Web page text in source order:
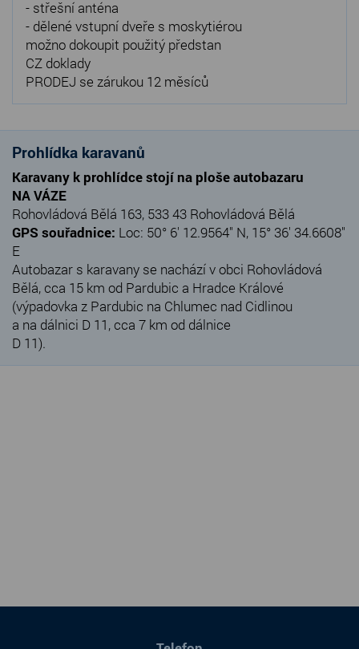
- střešní anténa
- dělené vstupní dveře s moskytiérou
možno dokoupit použitý předstan
CZ doklady
PRODEJ se zárukou 12 měsíců
Prohlídka karavanů
Karavany k prohlídce stojí na ploše autobazaru
NA VÁZE
Rohovládová Bělá 163, 533 43 Rohovládová Bělá
GPS souřadnice: Loc: 50° 6' 12.9564" N, 15° 36' 34.6608"
E
Autobazar s karavany se nachází v obci Rohovládová
Bělá, cca 15 km od Pardubic a Hradce Králové
(výpadovka z Pardubic na Chlumec nad Cidlinou
a na dálnici D 11, cca 7 km od dálnice
D 11).